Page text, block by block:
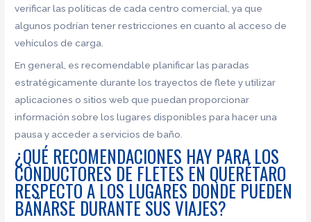
verificar las políticas de cada centro comercial, ya que
algunos podrían tener restricciones en cuanto al acceso de
vehículos de carga.
En general, es recomendable planificar las paradas
estratégicamente durante los trayectos de flete y utilizar
aplicaciones o sitios web que puedan proporcionar
información sobre los lugares disponibles para hacer una
pausa y acceder a servicios de baño.
¿QUÉ RECOMENDACIONES HAY PARA LOS
CONDUCTORES DE FLETES EN QUERÉTARO
RESPECTO A LOS LUGARES DONDE PUEDEN
BAÑARSE DURANTE SUS VIAJES?